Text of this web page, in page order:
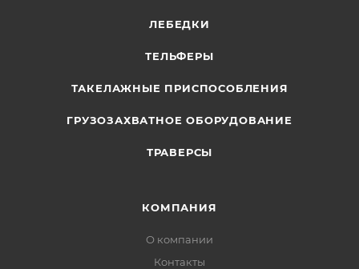
ЛЕБЕДКИ
ТЕЛЬФЕРЫ
ТАКЕЛАЖНЫЕ ПРИСПОСОБЛЕНИЯ
ГРУЗОЗАХВАТНОЕ ОБОРУДОВАНИЕ
ТРАВЕРСЫ
КОМПАНИЯ
О компании
Контакты